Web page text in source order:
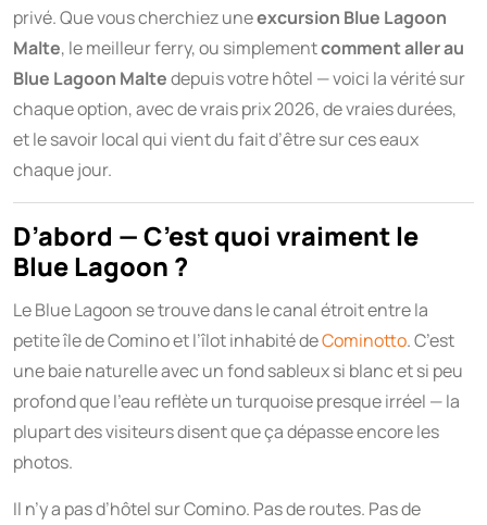
privé. Que vous cherchiez uneexcursion Blue Lagoon
Malte, le meilleur ferry, ou simplementcomment aller au
Blue Lagoon Maltedepuis votre hôtel — voici la vérité sur
chaque option, avec de vrais prix 2026, de vraies durées,
et le savoir local qui vient du fait d’être sur ces eaux
chaque jour.
D’abord — C’est quoi vraiment le
Blue Lagoon ?
Le Blue Lagoon se trouve dans le canal étroit entre la
petite île de Comino et l’îlot inhabité deCominotto. C’est
une baie naturelle avec un fond sableux si blanc et si peu
profond que l’eau reflète un turquoise presque irréel — la
plupart des visiteurs disent que ça dépasse encore les
photos.
Il n’y a pas d’hôtel sur Comino. Pas de routes. Pas de